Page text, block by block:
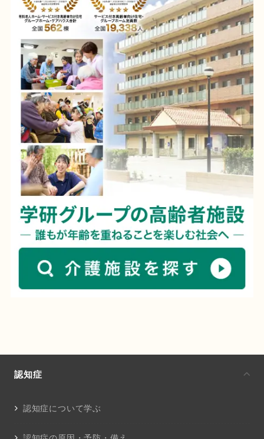
認知症
認知症について学ぶ